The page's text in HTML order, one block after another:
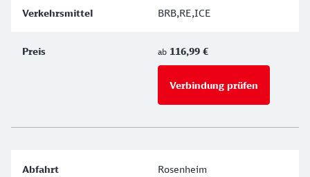
BRB,RE,ICE
ab 116,99 €
Verbindung prüfen
Rosenheim